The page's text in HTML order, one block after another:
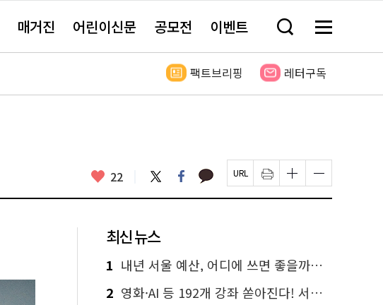
매거진 어린이신문 공모전 이벤트 검
창
기
메
전
보
팩트브리핑 레터구독
좋
요
22 트
위
터
페
이
스
카
카 페
이
지
인
쇄
하
글
자
크
하
기
글
자
크
하
최신 뉴스
1 내년 서울 예산, 어디에 쓰면 좋을까요? 온라인 투표
2 영화·AI 등 192개 강좌 쏟아진다! 서울시민대학 선착순 신청